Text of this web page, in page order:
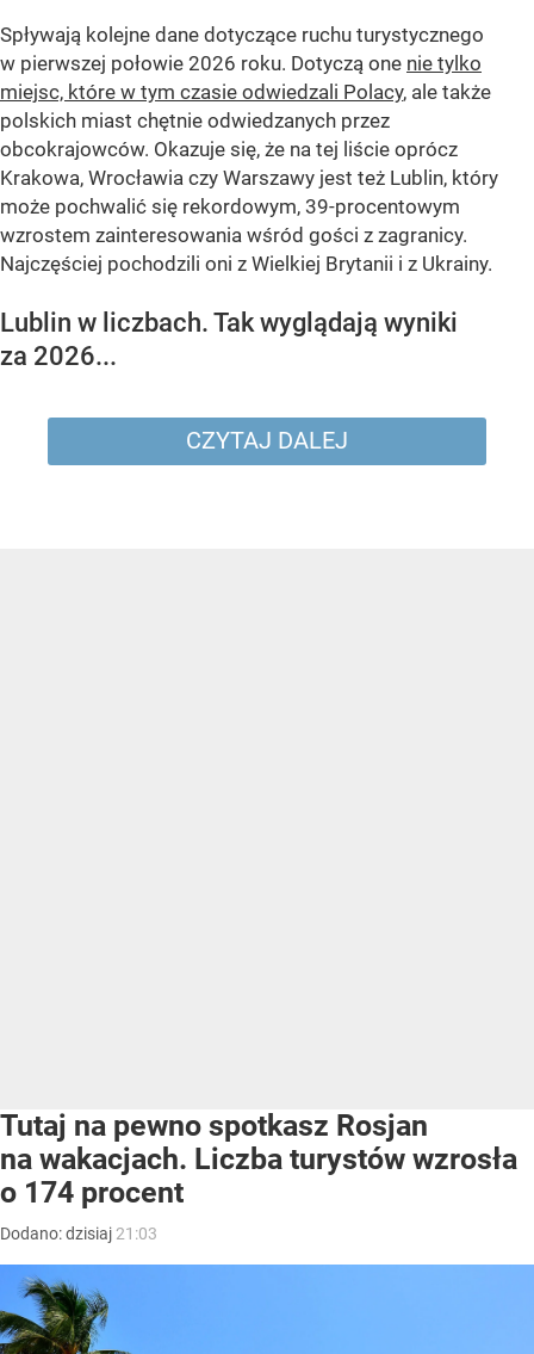
Spływają kolejne dane dotyczące ruchu turystycznego
w pierwszej połowie 2026 roku. Dotyczą one nie tylko
miejsc, które w tym czasie odwiedzali Polacy, ale także
polskich miast chętnie odwiedzanych przez
obcokrajowców. Okazuje się, że na tej liście oprócz
Krakowa, Wrocławia czy Warszawy jest też Lublin, który
może pochwalić się rekordowym, 39-procentowym
wzrostem zainteresowania wśród gości z zagranicy.
Najczęściej pochodzili oni z Wielkiej Brytanii i z Ukrainy.
Lublin w liczbach. Tak wyglądają wyniki
za 2026...
CZYTAJ DALEJ
Tutaj na pewno spotkasz Rosjan
na wakacjach. Liczba turystów wzrosła
o 174 procent
Dodano:dzisiaj 21:03